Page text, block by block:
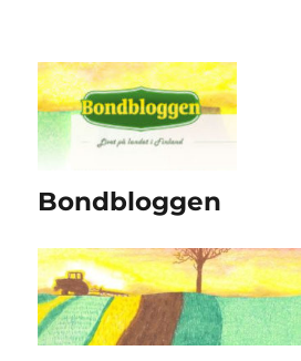
Bondbloggen